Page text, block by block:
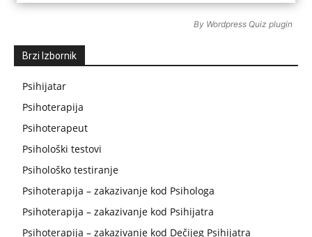
By Wordpress Quiz plugin
Brzi Izbornik
Psihijatar
Psihoterapija
Psihoterapeut
Psihološki testovi
Psihološko testiranje
Psihoterapija – zakazivanje kod Psihologa
Psihoterapija – zakazivanje kod Psihijatra
Psihoterapija – zakazivanje kod Dečijeg Psihijatra